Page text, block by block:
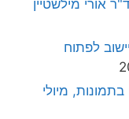
אורי מילשטיין
לפתוח
מיולי